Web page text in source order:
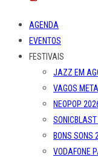
AGENDA
EVENTOS
FESTIVAIS
JAZZ EM
VAGOS
NEOPOP
BONS SONS
VODAFONE